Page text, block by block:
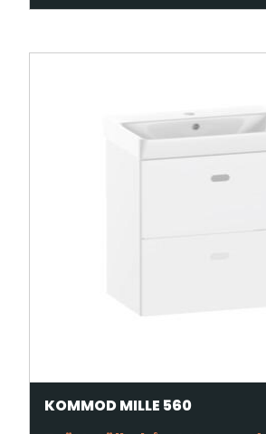
KOMMOD MILLE 560